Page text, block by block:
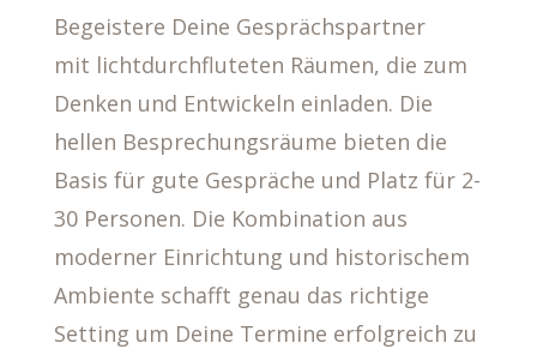
Begeistere Deine Gesprächspartner
mit lichtdurchfluteten Räumen, die zum
Denken und Entwickeln einladen. Die
hellen Besprechungsräume bieten die
Basis für gute Gespräche und Platz für 2-
30 Personen. Die Kombination aus
moderner Einrichtung und historischem
Ambiente schafft genau das richtige
Setting um Deine Termine erfolgreich zu